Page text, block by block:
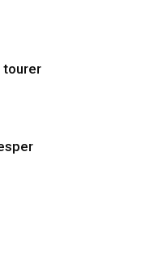
tourer